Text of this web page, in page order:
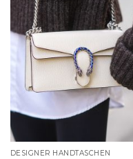
DESIGNER HANDTASCHEN